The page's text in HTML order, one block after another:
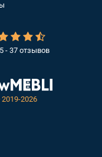
2019-2026
- 37 отзывов